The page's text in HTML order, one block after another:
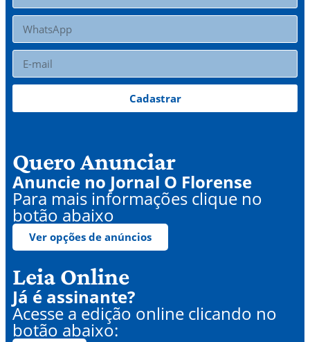
Cadastrar
Quero Anunciar
Anuncie no Jornal O Florense
Para mais informações clique no
botão abaixo
Ver opções de anúncios
Leia Online
Já é assinante?
Acesse a edição online clicando no
botão abaixo: